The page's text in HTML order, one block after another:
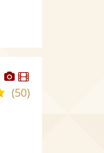
Dieser
Künstler
stellt
Dieser
Künstler
5,0(50)